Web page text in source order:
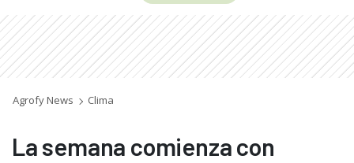
Agrofy News Clima
La semana comienza con